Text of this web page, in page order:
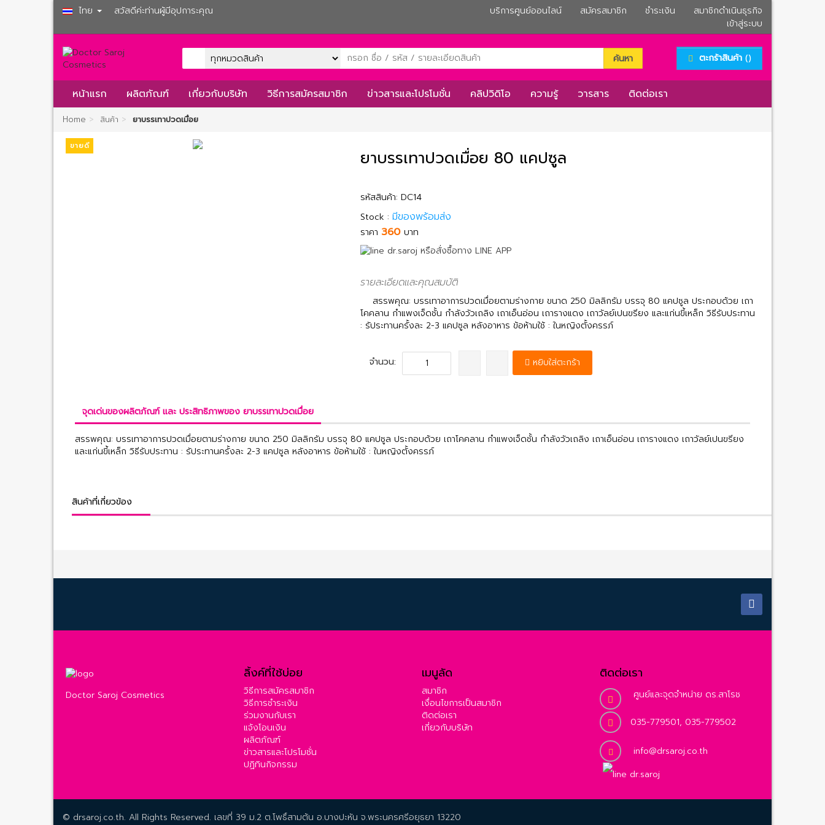
ไทย สวัสดีค่ะท่านผู้มีอุปการะคุณ บริการศูนย์ออนไลน์ สมัครสมาชิก ชำระเงิน
สมาชิกดำเนินธุรกิจ
เข้าสู่ระบบ
ค้นหา ตะกร้าสินค้า ()
หน้าแรก ผลิตภัณฑ์ เกี่ยวกับบริษัท วิธีการสมัครสมาชิก ข่าวสารและโปรโมชั่น คลิปวิดิโอ ความรู้ วารสาร ติดต่อเรา
Home > สินค้า > ยาบรรเทาปวดเมื่อย
ขายดี
ยาบรรเทาปวดเมื่อย 80 แคปซูล
รหัสสินค้า: DC14
Stock : มีของพร้อมส่ง
ราคา 360 บาท
หรือสั่งซื้อทาง LINE APP
รายละเอียดและคุณสมบัติ
สรรพคุณ: บรรเทาอาการปวดเมื่อยตามร่างกาย ขนาด 250 มิลลิกรัม บรรจุ 80 แคปซูล ประกอบด้วย เถา
โคคลาน กำแพงเจ็ดชั้น กำลังวัวเถลิง เถาเอ็นอ่อน เถารางแดง เถาวัลย์เปนฃรียง และแก่นขี้เหล็ก วิธีรับประทาน
: รัประทานครั้งละ 2-3 แคปซูล หลังอาหาร ข้อห้ามใช้ : ในหญิงตั้งครรภ์
จำนวน: หยิบใส่ตะกร้า
จุดเด่นของผลิตภัณฑ์ และ ประสิทธิภาพของ ยาบรรเทาปวดเมื่อย
สรรพคุณ: บรรเทาอาการปวดเมื่อยตามร่างกาย ขนาด 250 มิลลิกรัม บรรจุ 80 แคปซูล ประกอบด้วย เถาโคคลาน กำแพงเจ็ดชั้น กำลังวัวเถลิง เถาเอ็นอ่อน เถารางแดง เถาวัลย์เปนฃรียง
และแก่นขี้เหล็ก วิธีรับประทาน : รัประทานครั้งละ 2-3 แคปซูล หลังอาหาร ข้อห้ามใช้ : ในหญิงตั้งครรภ์
สินค้าที่เกี่ยวข้อง
Doctor Saroj Cosmetics
ลิ้งค์ที่ใช้บ่อย
วิธีการสมัครสมาชิก
วิธีการชำระเงิน
ร่วมงานกับเรา
แจ้งโอนเงิน
ผลิตภัณฑ์
ข่าวสารและโปรโมชั่น
ปฏิทินกิจกรรม
เมนูลัด
สมาชิก
เงื่อนไขการเป็นสมาชิก
ติดต่อเรา
เกี่ยวกับบริษัท
ติดต่อเรา
ศูนย์และจุดจำหน่าย ดร.สาโรช
035-779501, 035-779502
info@drsaroj.co.th
© drsaroj.co.th. All Rights Reserved. เลขที่ 39 ม.2 ต.โพธิ์สามต้น อ.บางปะหัน จ.พระนครศรีอยุธยา 13220